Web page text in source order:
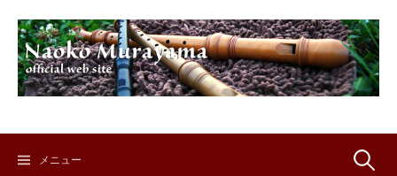
メニュー 検